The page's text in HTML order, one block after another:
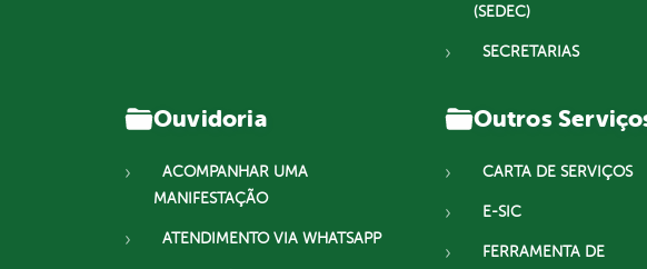
(SEDEC)
SECRETARIAS
Ouvidoria
ACOMPANHAR UMA
MANIFESTAÇÃO
ATENDIMENTO VIA WHATSAPP
Outros
CARTA DE SERVIÇOS
E-SIC
FERRAMENTA DE